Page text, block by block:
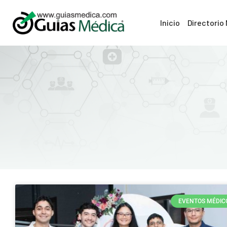
Inicio Directorio
EVENTOS